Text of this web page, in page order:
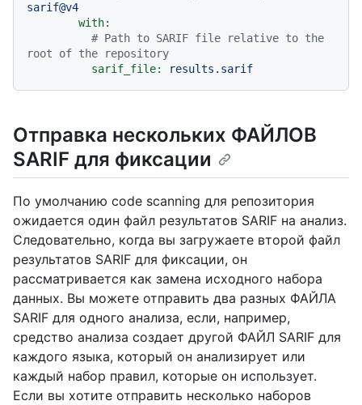
sarif@v4
with:
# Path to SARIF file relative to the
root of the repository
sarif_file:
results.sarif
Отправка нескольких ФАЙЛОВ
SARIF для фиксации
По умолчанию code scanning для репозитория
ожидается один файл результатов SARIF на анализ.
Следовательно, когда вы загружаете второй файл
результатов SARIF для фиксации, он
рассматривается как замена исходного набора
данных. Вы можете отправить два разных ФАЙЛА
SARIF для одного анализа, если, например,
средство анализа создает другой ФАЙЛ SARIF для
каждого языка, который он анализирует или
каждый набор правил, которые он использует.
Если вы хотите отправить несколько наборов